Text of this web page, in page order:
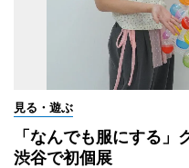
見る・遊ぶ
「なんでも服にする」
渋谷で初個展